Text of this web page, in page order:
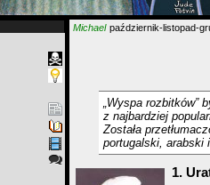
Michael październik-listopad-
„Wyspa rozbitków”
z najbardziej
Została
portugalski, arabski
1.